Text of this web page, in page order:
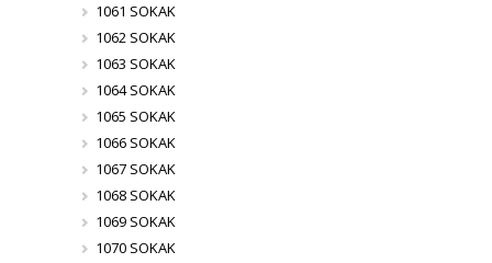
1061 SOKAK
1062 SOKAK
1063 SOKAK
1064 SOKAK
1065 SOKAK
1066 SOKAK
1067 SOKAK
1068 SOKAK
1069 SOKAK
1070 SOKAK